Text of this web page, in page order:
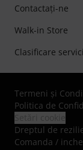
Contactaţi-ne
Walk-in Store
Clasificare
Termeni şi
Politica de
Dreptul de
Comanda /